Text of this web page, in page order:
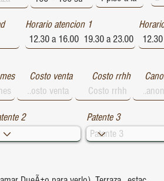
Horario atencion 1
Costo venta Costo rrhh
2 Patente 3